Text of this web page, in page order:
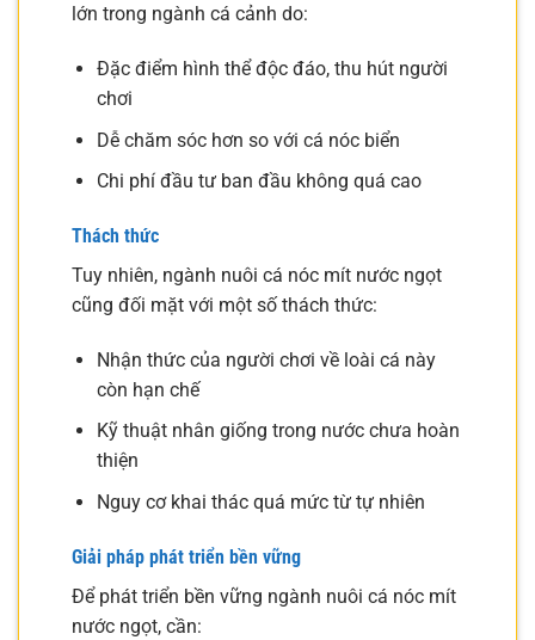
lớn trong ngành cá cảnh do:
Đặc điểm hình thể độc đáo, thu hút người
chơi
Dễ chăm sóc hơn so với cá nóc biển
Chi phí đầu tư ban đầu không quá cao
Thách thức
Tuy nhiên, ngành nuôi cá nóc mít nước ngọt
cũng đối mặt với một số thách thức:
Nhận thức của người chơi về loài cá này
còn hạn chế
Kỹ thuật nhân giống trong nước chưa hoàn
thiện
Nguy cơ khai thác quá mức từ tự nhiên
Giải pháp phát triển bền vững
Để phát triển bền vững ngành nuôi cá nóc mít
nước ngọt, cần: